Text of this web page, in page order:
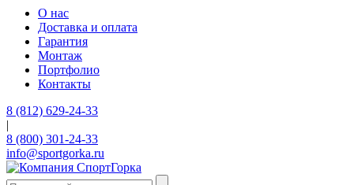
О нас
Доставка и оплата
Гарантия
Монтаж
Портфолио
Контакты
8 (812) 629-24-33
|
8 (800) 301-24-33
info@sportgorka.ru